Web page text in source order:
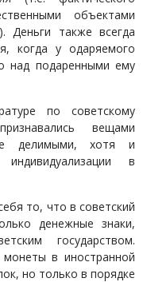
объектами
Деньги также всегда
когда у одаряемого
над подаренными ему
по советскому
вещами
делимыми, хотя и
в
то, что в советский
денежные знаки,
государством.
в иностранной
но только в порядке